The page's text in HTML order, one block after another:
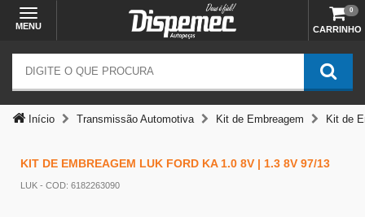
MENU CARRINHO
0
Início Transmissão Automotiva Kit de Embreagem Kit de
KIT DE EMBREAGEM LUK FORD KA 1.0 8V | 1.3 8V 97/13
LUK - COD: 6182263090